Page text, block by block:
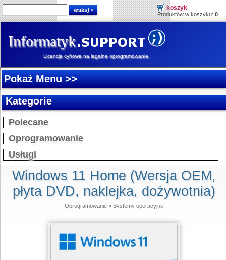
koszyk
Produktów w koszyku:0
Informatyk
Licencje cyfrowe na legalne oprogramowanie.
Pokaż Menu >>
Kategorie
Polecane
Oprogramowanie
Usługi
Windows 11 Home (Wersja OEM,
płyta DVD, naklejka, dożywotnia)
Oprogramowanie »Systemy operacyjne